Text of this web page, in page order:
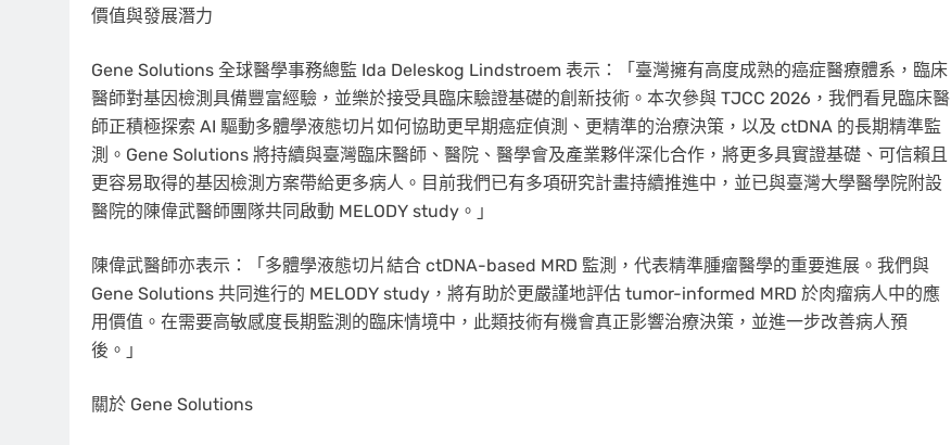
價值與發展潛力
Gene Solutions 全球醫學事務總監 Ida Deleskog Lindstroem 表示：「臺灣擁有高度成熟的癌症醫療體系，臨床
醫師對基因檢測具備豐富經驗，並樂於接受具臨床驗證基礎的創新技術。本次參與 TJCC 2026，我們看見臨床醫
師正積極探索 AI 驅動多體學液態切片如何協助更早期癌症偵測、更精準的治療決策，以及 ctDNA 的長期精準監
測。Gene Solutions 將持續與臺灣臨床醫師、醫院、醫學會及產業夥伴深化合作，將更多具實證基礎、可信賴且
更容易取得的基因檢測方案帶給更多病人。目前我們已有多項研究計畫持續推進中，並已與臺灣大學醫學院附設
醫院的陳偉武醫師團隊共同啟動 MELODY study。」
陳偉武醫師亦表示：「多體學液態切片結合 ctDNA-based MRD 監測，代表精準腫瘤醫學的重要進展。我們與
Gene Solutions 共同進行的 MELODY study，將有助於更嚴謹地評估 tumor-informed MRD 於肉瘤病人中的應
用價值。在需要高敏感度長期監測的臨床情境中，此類技術有機會真正影響治療決策，並進一步改善病人預
後。」
關於 Gene Solutions